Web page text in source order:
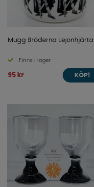
Mugg Bröderna Lejonhjärta
Finns i lager
95 kr KÖP!